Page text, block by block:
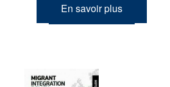
En savoir plus